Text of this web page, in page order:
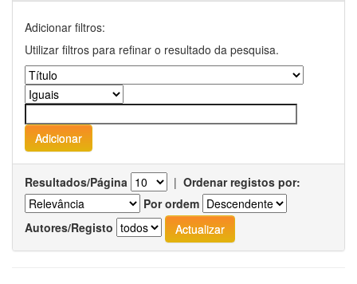
Adicionar filtros:
Utilizar filtros para refinar o resultado da pesquisa.
Resultados/Página | Ordenar registos por:
Por ordem
Autores/Registo